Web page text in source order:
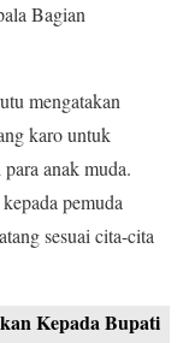
Bagian
mengatakan
karo untuk
anak muda.
pemuda
sesuai cita-cita
Kepada Bupati